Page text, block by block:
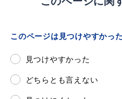
このページは見つけやすかっ
見つけやすかった
どちらとも言えない